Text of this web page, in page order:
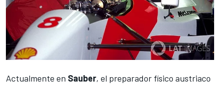
Actualmente en Sauber, el preparador físico austriaco